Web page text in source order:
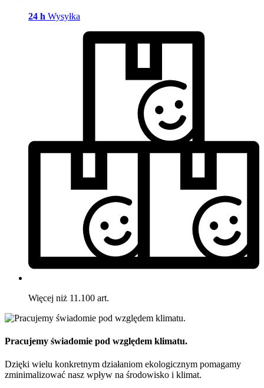
24 h Wysyłka
Więcej niż 11.100 art.
Pracujemy świadomie pod względem klimatu.
Dzięki wielu konkretnym działaniom ekologicznym pomagamy
zminimalizować nasz wpływ na środowisko i klimat.